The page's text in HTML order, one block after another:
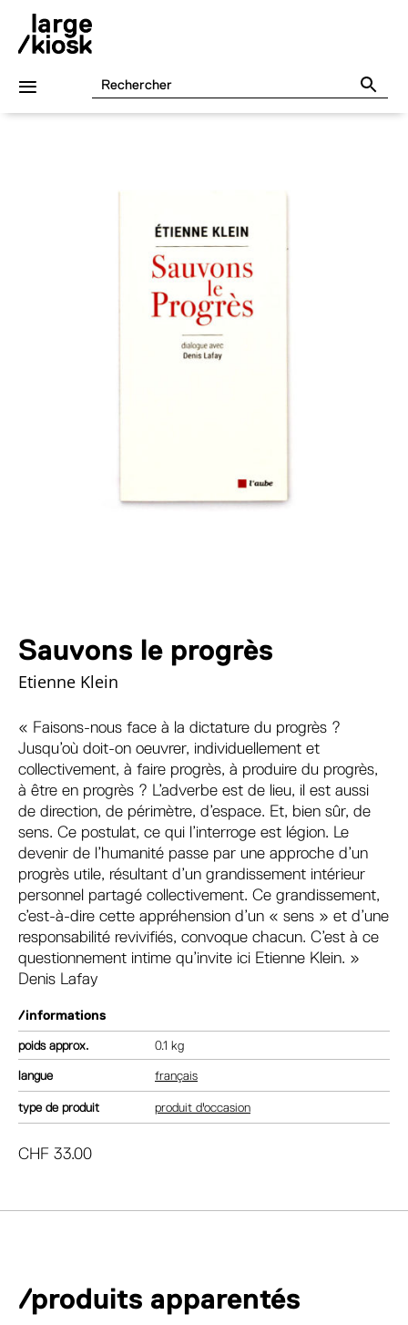
Sauvons le progrès
Etienne Klein
« Faisons-nous face à la dictature du progrès ?
Jusqu’où doit-on oeuvrer, individuellement et
collectivement, à faire progrès, à produire du progrès,
à être en progrès ? L’adverbe est de lieu, il est aussi
de direction, de périmètre, d’espace. Et, bien sûr, de
sens. Ce postulat, ce qui l’interroge est légion. Le
devenir de l’humanité passe par une approche d’un
progrès utile, résultant d’un grandissement intérieur
personnel partagé collectivement. Ce grandissement,
c’est-à-dire cette appréhension d’un « sens » et d’une
responsabilité revivifiés, convoque chacun. C’est à ce
questionnement intime qu’invite ici Etienne Klein. »
Denis Lafay
/informations
poids 0.1 kg
langue français
type de produit produit d'occasion
CHF 33.00
/produits apparentés